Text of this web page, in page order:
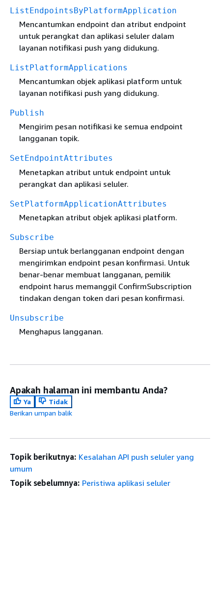
ListEndpointsByPlatformApplication
Mencantumkan endpoint dan atribut endpoint
untuk perangkat dan aplikasi seluler dalam
layanan notifikasi push yang didukung.
ListPlatformApplications
Mencantumkan objek aplikasi platform untuk
layanan notifikasi push yang didukung.
Publish
Mengirim pesan notifikasi ke semua endpoint
langganan topik.
SetEndpointAttributes
Menetapkan atribut untuk endpoint untuk
perangkat dan aplikasi seluler.
SetPlatformApplicationAttributes
Menetapkan atribut objek aplikasi platform.
Subscribe
Bersiap untuk berlangganan endpoint dengan
mengirimkan endpoint pesan konfirmasi. Untuk
benar-benar membuat langganan, pemilik
endpoint harus memanggil ConfirmSubscription
tindakan dengan token dari pesan konfirmasi.
Unsubscribe
Menghapus langganan.
Apakah halaman ini membantu Anda?
Ya
Tidak
Berikan umpan balik
Topik berikutnya: Kesalahan API push seluler yang
umum
Topik sebelumnya: Peristiwa aplikasi seluler